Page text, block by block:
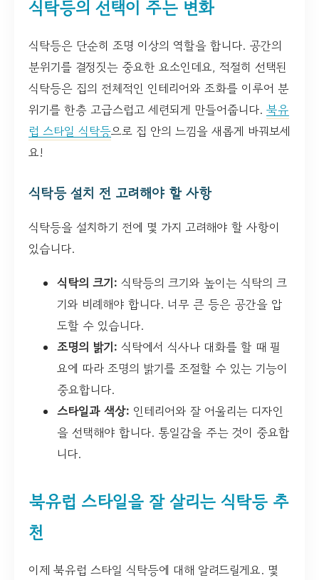
식탁등의 선택이 주는 변화
식탁등은 단순히 조명 이상의 역할을 합니다. 공간의
분위기를 결정짓는 중요한 요소인데요, 적절히 선택된
식탁등은 집의 전체적인 인테리어와 조화를 이루어 분
위기를 한층 고급스럽고 세련되게 만들어줍니다. 북유
럽 스타일 식탁등으로 집 안의 느낌을 새롭게 바꿔보세
요!
식탁등 설치 전 고려해야 할 사항
식탁등을 설치하기 전에 몇 가지 고려해야 할 사항이
있습니다.
식탁의 크기: 식탁등의 크기와 높이는 식탁의 크
기와 비례해야 합니다. 너무 큰 등은 공간을 압
도할 수 있습니다.
조명의 밝기: 식탁에서 식사나 대화를 할 때 필
요에 따라 조명의 밝기를 조절할 수 있는 기능이
중요합니다.
스타일과 색상: 인테리어와 잘 어울리는 디자인
을 선택해야 합니다. 통일감을 주는 것이 중요합
니다.
북유럽 스타일을 잘 살리는 식탁등 추
천
이제 북유럽 스타일 식탁등에 대해 알려드릴게요. 몇